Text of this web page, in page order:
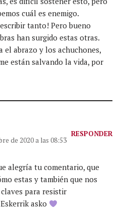
cuál es enemigo.
tanto! Pero bueno
han surgido estas otras.
el abrazo y los achuchones,
están salvando la vida, por
de 2020 a las 08:53
RESPONDER
alegría tu comentario, que
estas y también que nos
para resistir
asko